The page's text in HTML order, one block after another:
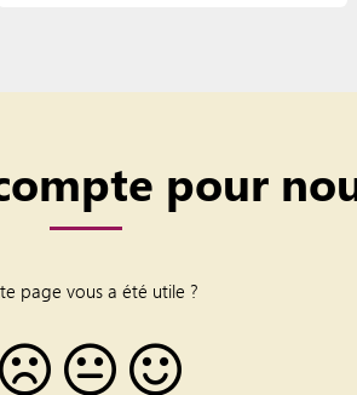
pour
page vous a été utile ?